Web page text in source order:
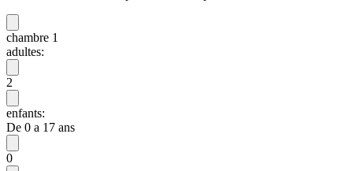
chambre 1
adultes:
2
enfants:
De 0 a 17 ans
0